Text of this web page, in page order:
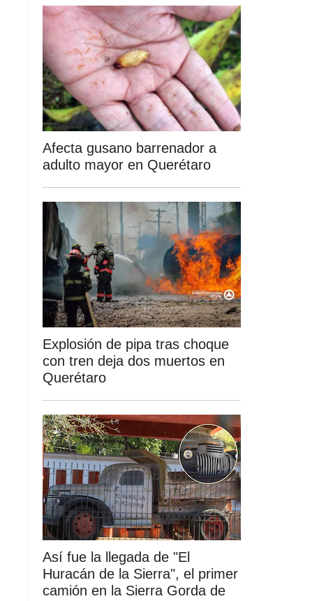
Afecta gusano barrenador a
adulto mayor en Querétaro
Explosión de pipa tras choque
con tren deja dos muertos en
Querétaro
Así fue la llegada de "El
Huracán de la Sierra", el primer
camión en la Sierra Gorda de